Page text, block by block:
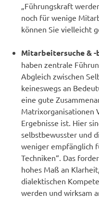
„Führungskraft
noch für wenige
können Sie vielleicht
Mitarbeitersuche & -
haben zentrale
Abgleich zwischen
keineswegs an
eine gute
Matrixorganisationen
Ergebnisse ist. Hier
selbstbewusster und
weniger empfänglich
Techniken“. Das
hohes Maß an
dialektischen
werden und wirksam